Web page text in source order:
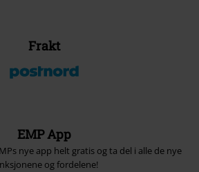
Frakt
EMP App
nye app helt gratis og ta del i alle de nye
og fordelene!